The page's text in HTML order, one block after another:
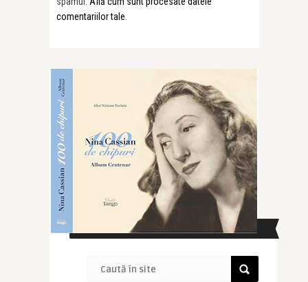
comentariilor tale.
CAUTĂ ÎN SITE